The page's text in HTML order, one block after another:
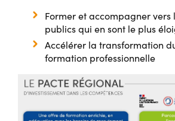
Former et accompagner vers
publics qui en sont le plus
Accélérer la transformation
formation professionnelle